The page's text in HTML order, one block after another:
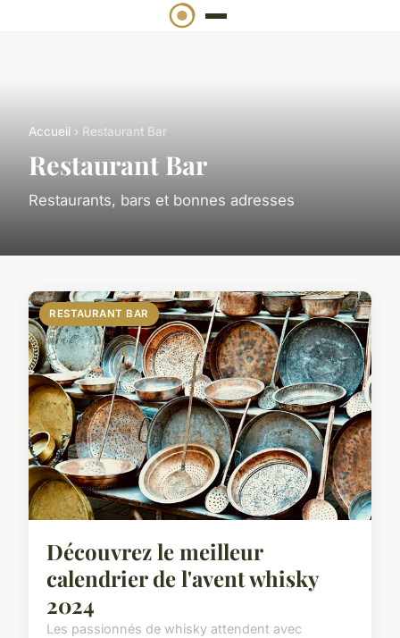
Accueil › Restaurant Bar
Restaurant Bar
Restaurants, bars et bonnes adresses
RESTAURANT BAR
Découvrez le meilleur
calendrier de l'avent whisky
2024
Les passionnés de whisky attendent avec